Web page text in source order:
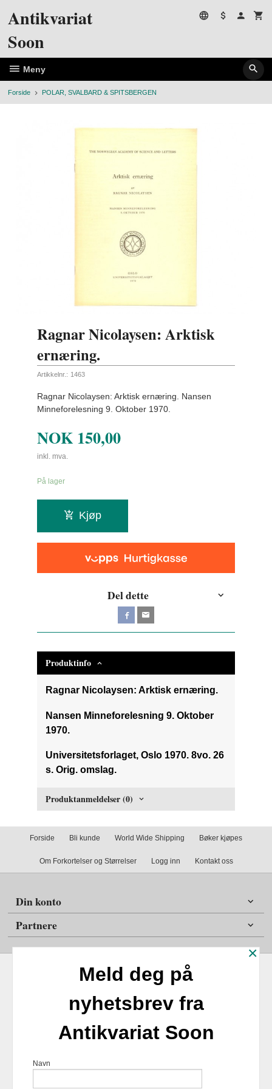
Antikvariat
Soon
Meny
Forside POLAR, SVALBARD & SPITSBERGEN
Ragnar Nicolaysen: Arktisk
ernæring.
Artikkelnr.: 1463
Ragnar Nicolaysen: Arktisk ernæring. Nansen
Minneforelesning 9. Oktober 1970.
NOK 150,00
inkl. mva.
På lager
Kjøp
Del dette
Produktinfo
Ragnar Nicolaysen: Arktisk ernæring.
Nansen Minneforelesning 9. Oktober
1970.
Universitetsforlaget, Oslo 1970. 8vo. 26
s. Orig. omslag.
Produktanmeldelser (0)
Forside Bli kunde World Wide Shipping Bøker kjøpes
Om Forkortelser og Størrelser Logg inn Kontakt oss
Din konto
Partnere
Kjøpsbetingelser Sikkerhet og personvern
Nyhetsbrev
98254859- Foretaksregisteret 924817518
×
Meld deg på
nyhetsbrev fra
Antikvariat Soon
Navn